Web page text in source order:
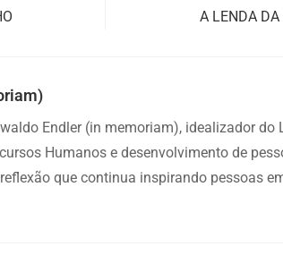
A LENDA
Endler (in memoriam), idealizador
Humanos e desenvolvimento de
que continua inspirando pessoas